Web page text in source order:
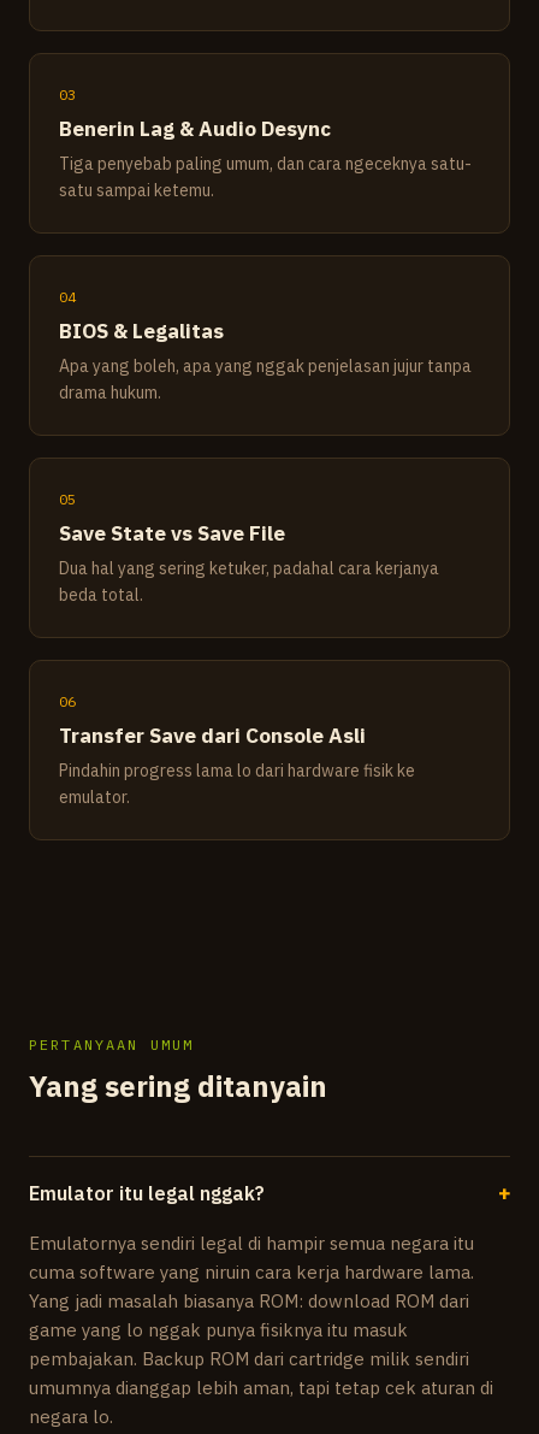
03
Benerin Lag & Audio Desync
Tiga penyebab paling umum, dan cara ngeceknya satu-
satu sampai ketemu.
04
BIOS & Legalitas
Apa yang boleh, apa yang nggak penjelasan jujur tanpa
drama hukum.
05
Save State vs Save File
Dua hal yang sering ketuker, padahal cara kerjanya
beda total.
06
Transfer Save dari Console Asli
Pindahin progress lama lo dari hardware fisik ke
emulator.
PERTANYAAN UMUM
Yang sering ditanyain
Emulator itu legal nggak? +
Emulatornya sendiri legal di hampir semua negara itu
cuma software yang niruin cara kerja hardware lama.
Yang jadi masalah biasanya ROM: download ROM dari
game yang lo nggak punya fisiknya itu masuk
pembajakan. Backup ROM dari cartridge milik sendiri
umumnya dianggap lebih aman, tapi tetap cek aturan di
negara lo.